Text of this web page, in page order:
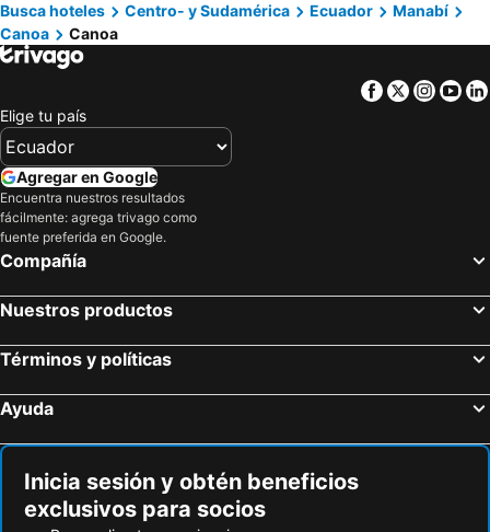
Busca hoteles
Centro- y Sudamérica Ecuador
Manabí
Canoa
Canoa
Facebook
Twitter
Elige tu país
Agregar en Google
Encuentra nuestros resultados
fácilmente: agrega trivago como
fuente preferida en Google.
Compañía
Nuestros productos
Términos y políticas
Ayuda
Inicia sesión y obtén beneficios
exclusivos para socios